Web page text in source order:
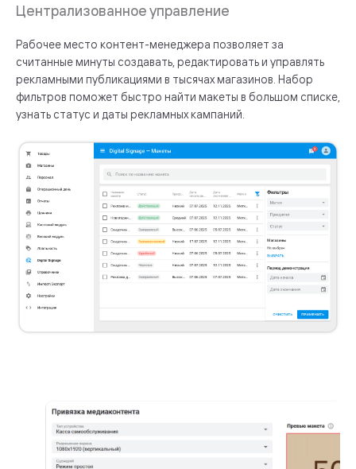
Централизованное управление
Рабочее место контент-менеджера позволяет за
считанные минуты создавать, редактировать и управлять
рекламными публикациями в тысячах магазинов. Набор
фильтров поможет быстро найти макеты в большом списке,
узнать статус и даты рекламных кампаний.